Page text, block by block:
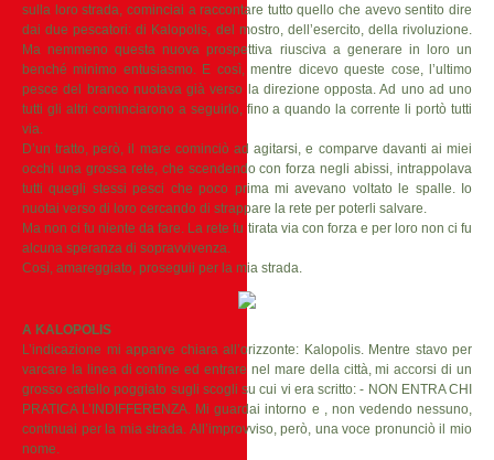
sulla loro strada, cominciai a raccontare tutto quello che avevo sentito dire
dai due pescatori: di Kalopolis, del mostro, dell’esercito, della rivoluzione.
Ma nemmeno questa nuova prospettiva riusciva a generare in loro un
benché minimo entusiasmo. E così, mentre dicevo queste cose, l’ultimo
pesce del branco nuotava già verso la direzione opposta. Ad uno ad uno
tutti gli altri cominciarono a seguirlo, fino a quando la corrente li portò tutti
via.
D’un tratto, però, il mare cominciò ad agitarsi, e comparve davanti ai miei
occhi una grossa rete, che scendendo con forza negli abissi, intrappolava
tutti quegli stessi pesci che poco prima mi avevano voltato le spalle. Io
nuotai verso di loro cercando di strappare la rete per poterli salvare.
Ma non ci fu niente da fare. La rete fu tirata via con forza e per loro non ci fu
alcuna speranza di sopravvivenza.
Così, amareggiato, proseguii per la mia strada.
A KALOPOLIS
L’indicazione mi apparve chiara all’orizzonte: Kalopolis. Mentre stavo per
varcare la linea di confine ed entrare nel mare della città, mi accorsi di un
grosso cartello poggiato sugli scogli su cui vi era scritto: - NON ENTRA CHI
PRATICA L’INDIFFERENZA. Mi guardai intorno e , non vedendo nessuno,
continuai per la mia strada. All’improvviso, però, una voce pronunciò il mio
nome.